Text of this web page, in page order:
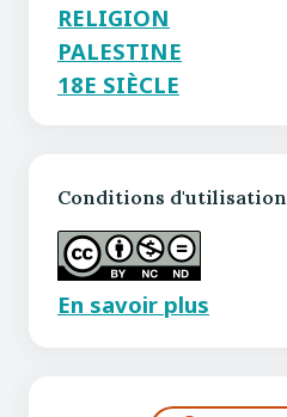
RELIGION
PALESTINE
18E SIÈCLE
Conditions d'utilisation
En savoir plus